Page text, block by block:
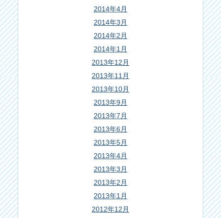
2014年4月
2014年3月
2014年2月
2014年1月
2013年12月
2013年11月
2013年10月
2013年9月
2013年7月
2013年6月
2013年5月
2013年4月
2013年3月
2013年2月
2013年1月
2012年12月